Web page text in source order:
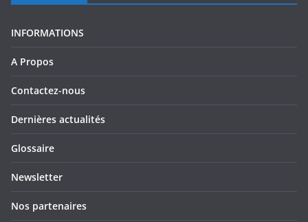
INFORMATIONS
A Propos
Contactez-nous
Dernières actualités
Glossaire
Newsletter
Nos partenaires